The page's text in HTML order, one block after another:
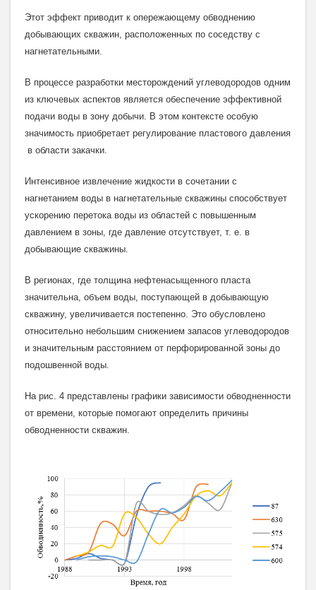
Этот эффект приводит к опережающему обводнению
добывающих скважин, расположенных по соседству с
нагнетательными.
В процессе разработки месторождений углеводородов одним
из ключевых аспектов является обеспечение эффективной
подачи воды в зону добычи. В этом контексте особую
значимость приобретает регулирование пластового давления
в области закачки.
Интенсивное извлечение жидкости в сочетании с
нагнетанием воды в нагнетательные скважины способствует
ускорению перетока воды из областей с повышенным
давлением в зоны, где давление отсутствует, т. е. в
добывающие скважины.
В регионах, где толщина нефтенасыщенного пласта
значительна, объем воды, поступающей в добывающую
скважину, увеличивается постепенно. Это обусловлено
относительно небольшим снижением запасов углеводородов
и значительным расстоянием от перфорированной зоны до
подошвенной воды.
На рис. 4 представлены графики зависимости обводненности
от времени, которые помогают определить причины
обводненности скважин.